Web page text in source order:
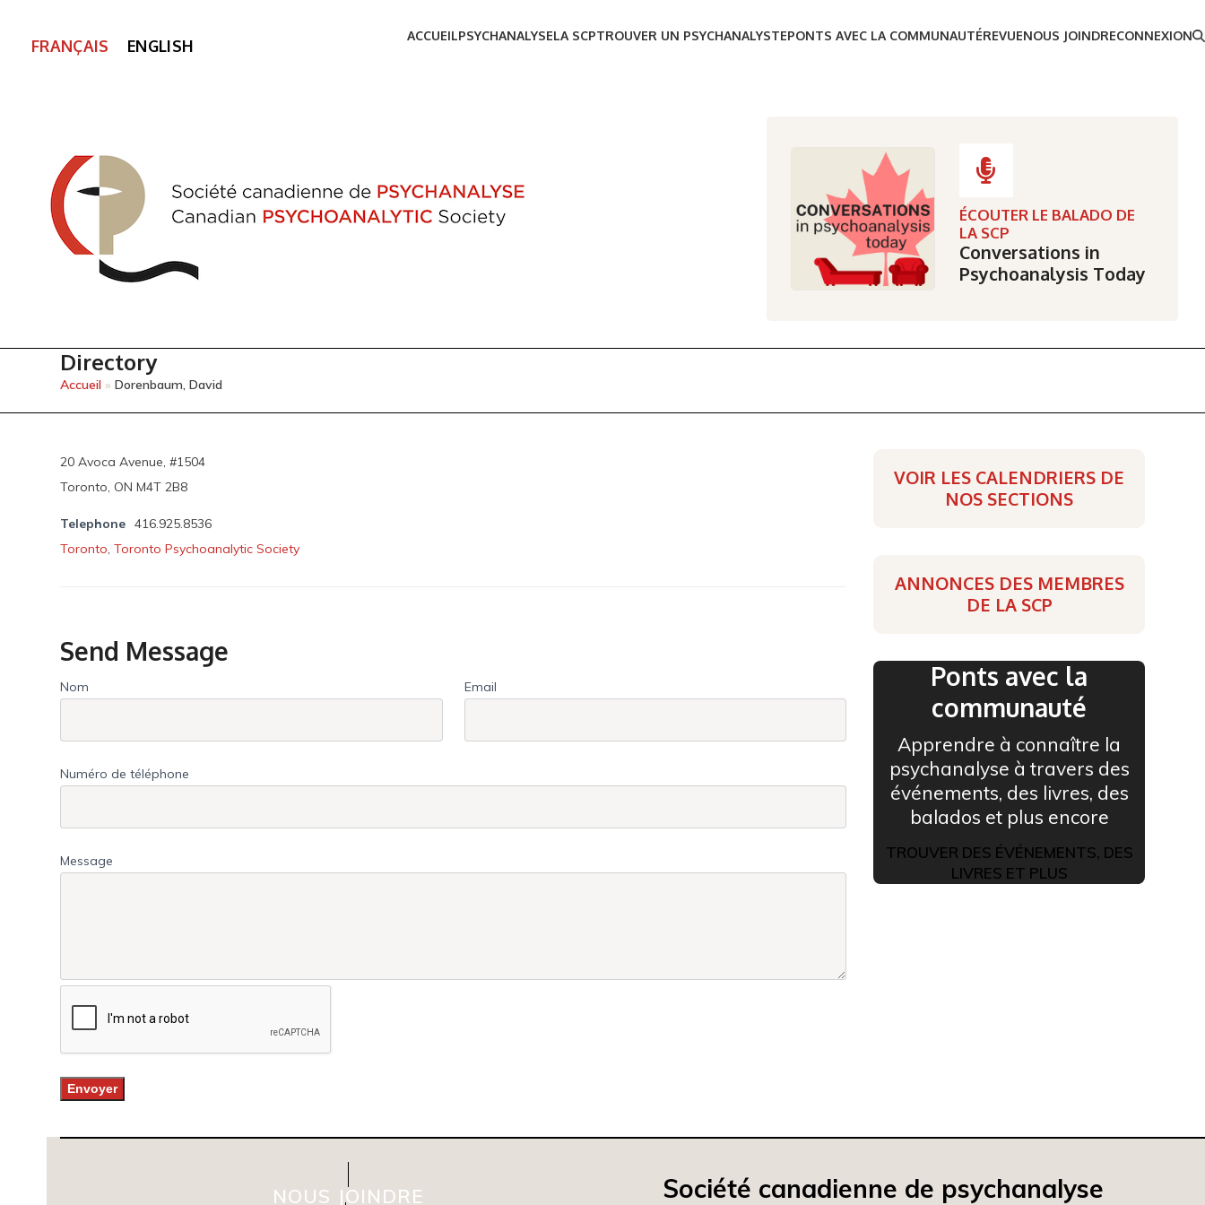
ACCUEILPSYCHANALYSELA SCPTROUVER UN PSYCHANALYSTEPONTS AVEC LA COMMUNAUTÉREVUENOUS JOINDRECONNEXION
FRANÇAIS ENGLISH
ÉCOUTER LE BALADO DE
LA SCP
Conversations in
Psychoanalysis Today
Directory
Accueil »Dorenbaum, David
20 Avoca Avenue, #1504
Toronto, ON M4T 2B8
Telephone 416.925.8536
Toronto,Toronto Psychoanalytic Society
Send Message
Nom Email
Numéro de téléphone
Message
VOIR LES CALENDRIERS DE
NOS SECTIONS
ANNONCES DES MEMBRES
DE LA SCP
Ponts avec la
communauté
Apprendre à connaître la
psychanalyse à travers des
événements, des livres, des
balados et plus encore
TROUVER DES ÉVÉNEMENTS, DES
LIVRES ET PLUS
NOUS JOINDRE Société canadienne de psychanalyse